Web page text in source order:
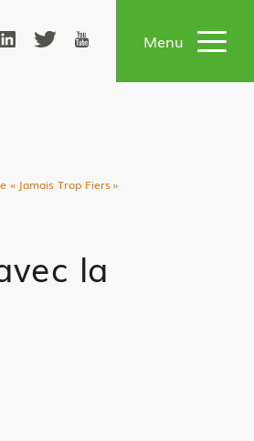
Menu
02 51 72 90 50
Jamais Trop Fiers »
la